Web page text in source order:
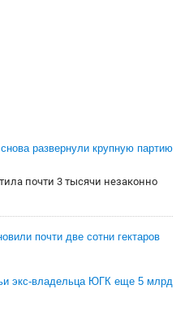
развернули крупную партию
почти 3 тысячи незаконно
почти две сотни гектаров
экс-владельца ЮГК еще 5 млрд